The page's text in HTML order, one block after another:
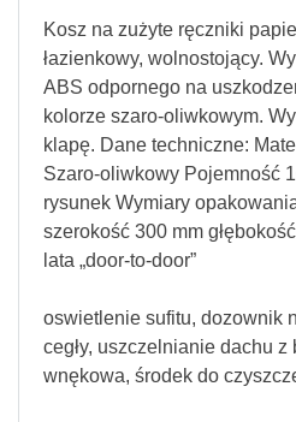
Kosz na zużyte ręczniki
łazienkowy, wolnostojący.
ABS odpornego na
kolorze szaro-oliwkowym.
klapę. Dane techniczne:
Szaro-oliwkowy Pojemność
rysunek Wymiary
szerokość 300 mm
lata „door-to-door”
oswietlenie sufitu, dozownik
cegły, uszczelnianie dachu z
wnękowa, środek do